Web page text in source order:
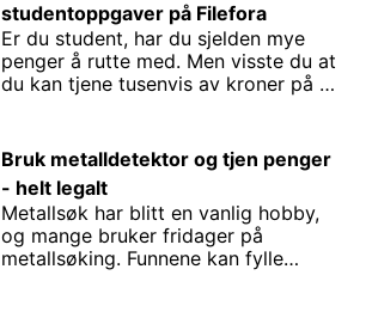
studentoppgaver på Filefora
Er du student, har du sjelden mye
penger å rutte med. Men visste du at
du kan tjene tusenvis av kroner på å
tjenesten Filefora?
Bruk metalldetektor og tjen penger
- helt legalt
Metallsøk har blitt en vanlig hobby,
og mange bruker fridager på
metallsøking. Funnene kan fylle